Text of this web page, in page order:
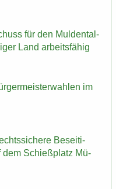
für den Mul­den­tal­
Land ar­beits­fä­hig
im
Be­sei­ti­
dem Schieß­platz Mü­